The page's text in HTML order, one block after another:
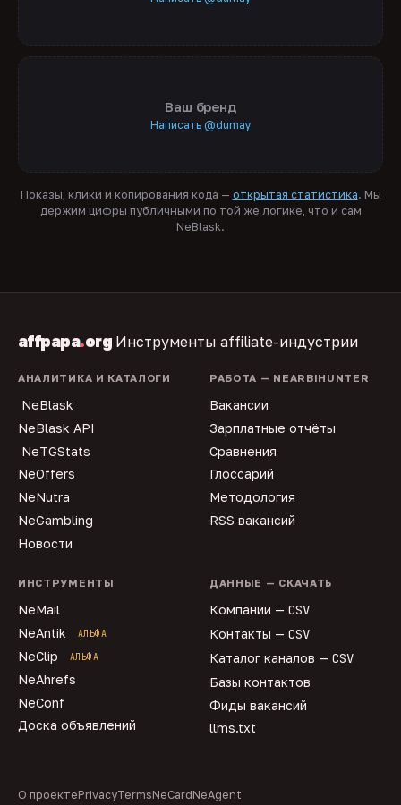
Ваш бренд
Написать @dumay
Показы, клики и копирования кода — открытая статистика. Мы
держим цифры публичными по той же логике, что и сам
NeBlask.
affpapa.org Инструменты affiliate-индустрии
АНАЛИТИКА И КАТАЛОГИ
NeBlask
NeBlask API
NeTGStats
NeOffers
NeNutra
NeGambling
Новости
РАБОТА — NEARBIHUNTER
Вакансии
Зарплатные отчёты
Сравнения
Глоссарий
Методология
RSS вакансий
ИНСТРУМЕНТЫ
NeMail
NeAntik
АЛЬФА
NeClip АЛЬФА
NeAhrefs
NeConf
Доска объявлений
ДАННЫЕ — СКАЧАТЬ
Компании — CSV
Контакты — CSV
Каталог каналов — CSV
Базы контактов
Фиды вакансий
llms.txt
О проектеPrivacyTermsNeCardNeAgent